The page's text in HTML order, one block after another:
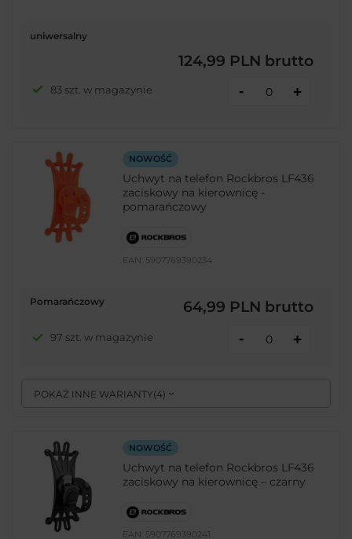
uniwersalny
124,99 PLN brutto
83 szt. w magazynie - +
NOWOŚĆ
Uchwyt na telefon Rockbros LF436
zaciskowy na kierownicę -
pomarańczowy
EAN: 5907769390234
POKAŻ INNE WARIANTY(4)
Pomarańczowy 64,99 PLN brutto
97 szt. w magazynie - +
NOWOŚĆ
Uchwyt na telefon Rockbros LF436
zaciskowy na kierownicę – czarny
EAN: 5907769390241